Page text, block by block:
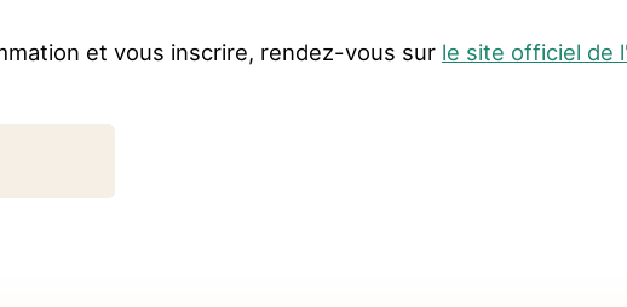
et vous inscrire, rendez-vous sur le site officiel de